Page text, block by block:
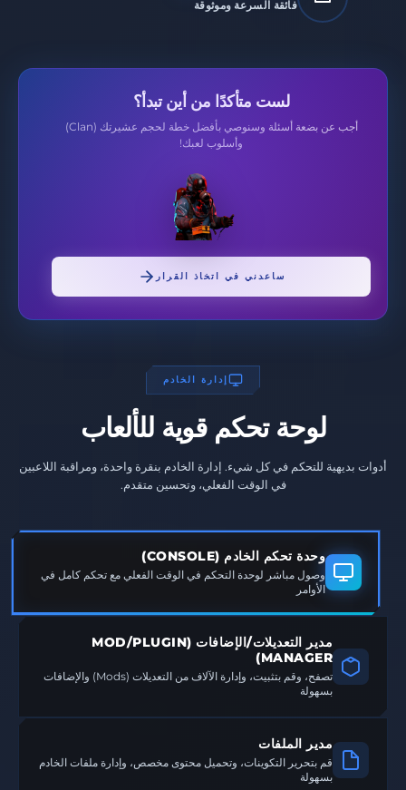
فائقة السرعة وموثوقة
لست متأكدًا من أين تبدأ؟
أجب عن بضعة أسئلة وسنوصي بأفضل خطة لحجم عشيرتك (Clan)
وأسلوب لعبك!
ساعدني في اتخاذ القرار
إدارة الخادم
لوحة تحكم قوية للألعاب
أدوات بديهية للتحكم في كل شيء. إدارة الخادم بنقرة واحدة، ومراقبة اللاعبين
في الوقت الفعلي، وتحسين متقدم.
وحدة تحكم الخادم (CONSOLE)
وصول مباشر لوحدة التحكم في الوقت الفعلي مع تحكم كامل في
الأوامر
مدير التعديلات/الإضافات (MOD/PLUGIN
MANAGER)
تصفح، وقم بتثبيت، وإدارة الآلاف من التعديلات (Mods) والإضافات
بسهولة
مدير الملفات
قم بتحرير التكوينات، وتحميل محتوى مخصص، وإدارة ملفات الخادم
بسهولة